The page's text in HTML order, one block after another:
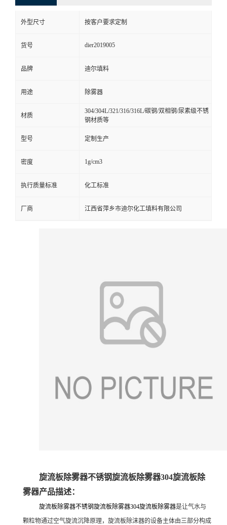
外型尺寸 按客户要求定制
货号 dier2019005
品牌 迪尔填料
用途 除雾器
材质
304/304L/321/316/316L/碳钢/双相钢/尿素级不锈
钢材质等
型号 定制生产
密度 1g/cm3
执行质量标准 化工标准
厂商 江西省萍乡市迪尔化工填料有限公司
旋流板除雾器不锈钢旋流板除雾器304旋流板除
雾器产品描述：
旋流板除雾器不锈钢旋流板除雾器304旋流板除雾器是让气水与
颗粒物通过空气旋流沉降原理， 旋流板除沫器的设备主体由三部分构成